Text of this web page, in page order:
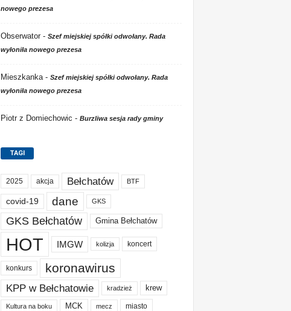
nowego prezesa
Obserwator- Szef miejskiej spółki odwołany. Rada
wyłoniła nowego prezesa
Mieszkanka- Szef miejskiej spółki odwołany. Rada
wyłoniła nowego prezesa
Piotr z Domiechowic - Burzliwa sesja rady gminy
TAGI
2025 akcja Bełchatów BTF
covid-19 dane GKS
GKS Bełchatów Gmina Bełchatów
HOT IMGW kolizja koncert
konkurs koronawirus
KPP w Bełchatowie kradzież krew
Kultura na boku MCK mecz miasto